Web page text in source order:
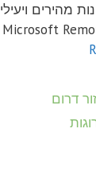
מהירים
דרום